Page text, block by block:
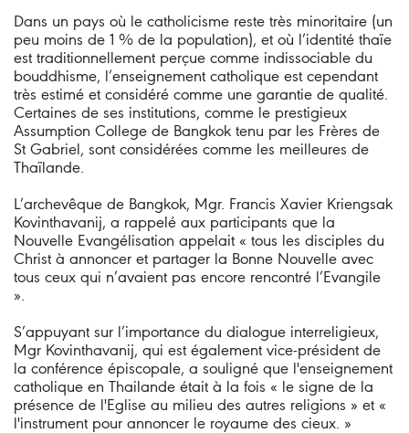
Dans un pays où le catholicisme reste très minoritaire (un
peu moins de 1 % de la population), et où l’identité thaïe
est traditionnellement perçue comme indissociable du
bouddhisme, l’enseignement catholique est cependant
très estimé et considéré comme une garantie de qualité.
Certaines de ses institutions, comme le prestigieux
Assumption College de Bangkok tenu par les Frères de
St Gabriel, sont considérées comme les meilleures de
Thaïlande.
L’archevêque de Bangkok, Mgr. Francis Xavier Kriengsak
Kovinthavanij, a rappelé aux participants que la
Nouvelle Evangélisation appelait « tous les disciples du
Christ à annoncer et partager la Bonne Nouvelle avec
tous ceux qui n’avaient pas encore rencontré l’Evangile
».
S’appuyant sur l’importance du dialogue interreligieux,
Mgr Kovinthavanij, qui est également vice-président de
la conférence épiscopale, a souligné que l'enseignement
catholique en Thailande était à la fois « le signe de la
présence de l'Eglise au milieu des autres religions » et «
l'instrument pour annoncer le royaume des cieux. »